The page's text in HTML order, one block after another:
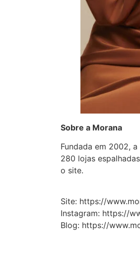
Sobre a Morana
Fundada em 2002,
280 lojas
o site.
Site: https://
Instagram: https://
Blog: https://